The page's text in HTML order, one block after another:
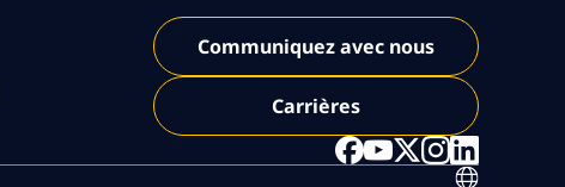
Communiquez avec nous
Carrières